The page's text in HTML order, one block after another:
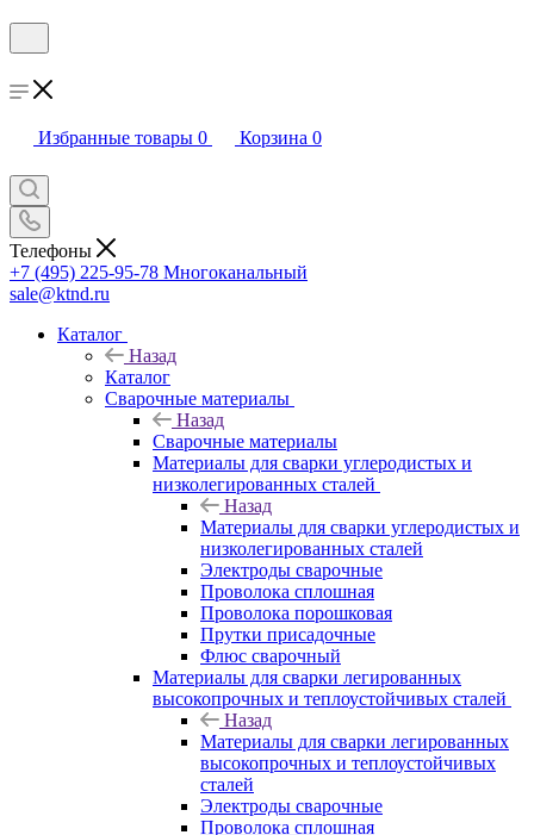
Избранные товары 0 Корзина 0
Телефоны
+7 (495) 225-95-78 Многоканальный
sale@ktnd.ru
Каталог
Назад
Каталог
Сварочные материалы
Назад
Сварочные материалы
Материалы для сварки углеродистых и
низколегированных сталей
Назад
Материалы для сварки углеродистых и
низколегированных сталей
Электроды сварочные
Проволока сплошная
Проволока порошковая
Прутки присадочные
Флюс сварочный
Материалы для сварки легированных
высокопрочных и теплоустойчивых сталей
Назад
Материалы для сварки легированных
высокопрочных и теплоустойчивых
сталей
Электроды сварочные
Проволока сплошная